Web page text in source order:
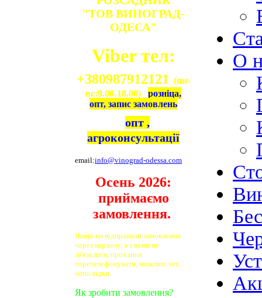
"ТОВ ВИНОГРАД-
ОДЕСА"
Viber тел:
+380987912121 (пн-
вс:9.00-18.00) розніца,
опт, запис замовлень
опт ,
агроконсультації
email:info@vinograd-odessa.com
Осень 2026:
приймаємо
замовлення.
Якщо ви відправили замовлення
через корзину, а з вами не
зв'язалися, прохання
перетелефонувати, можливі тех.
неполадки.
Як зробити замовлення?
О